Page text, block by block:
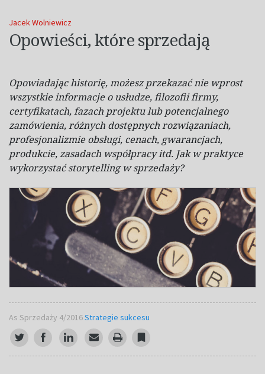
Jacek Wolniewicz
Opowieści, które sprzedają
Opowiadając historię, możesz przekazać nie wprost
wszystkie informacje o usłudze, filozofii firmy,
certyfikatach, fazach projektu lub potencjalnego
zamówienia, różnych dostępnych rozwiązaniach,
profesjonalizmie obsługi, cenach, gwarancjach,
produkcie, zasadach współpracy itd. Jak w praktyce
wykorzystać storytelling w sprzedaży?
As Sprzedaży 4/2016Strategie sukcesu